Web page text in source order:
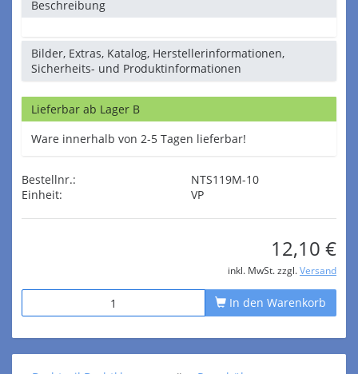
Beschreibung
Bilder, Extras, Katalog, Herstellerinformationen,
Sicherheits- und Produktinformationen
Lieferbar ab Lager B
Ware innerhalb von 2-5 Tagen lieferbar!
Bestellnr.:
NTS119M-10
Einheit:
VP
12,10 €
inkl. MwSt. zzgl. Versand
In den Warenkorb